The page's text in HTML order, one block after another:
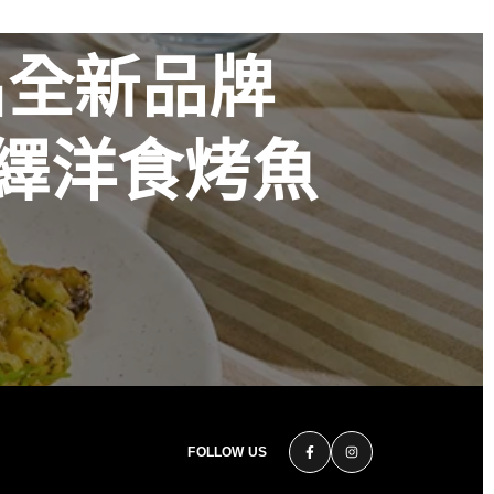
新品牌
洋食烤魚
心藝限量
演繹過桶
FOLLOW US